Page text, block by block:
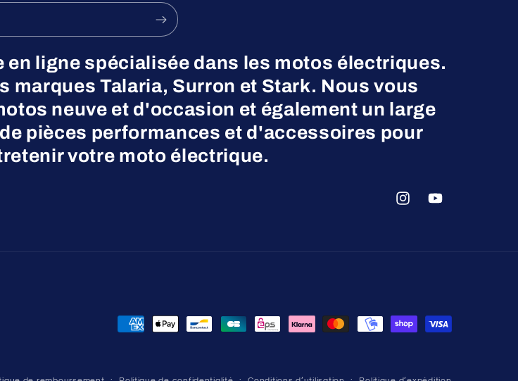
ligne spécialisée dans les motos électriques.
marques Talaria, Surron et Stark. Nous vous
neuve et d'occasion et également un large
pièces performances et d'accessoires pour
votre moto électrique.
InstagramYouTube
Moyens